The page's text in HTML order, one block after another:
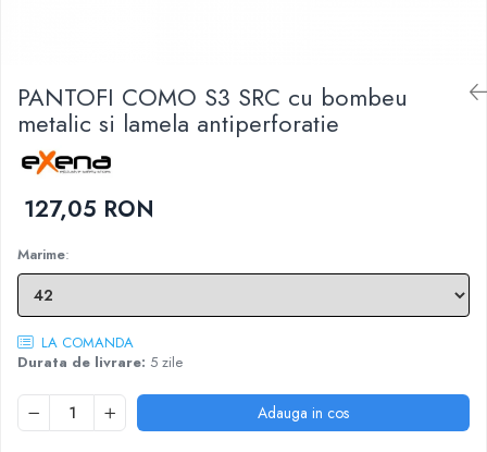
JACHETE VATUITE
INDUSTRIA ALIMENTARA
GENUNCHIERE
IMBRACAMINTE ANTICHIMICA |
MULTIRISC
CAMASI
FESURI, SEPCI, CAPISOANE
HANORACE
PANTOFI COMO S3 SRC cu bombeu
metalic si lamela antiperforatie
127,05 RON
Marime:
LA COMANDA
Durata de livrare: 5 zile
Adauga in cos